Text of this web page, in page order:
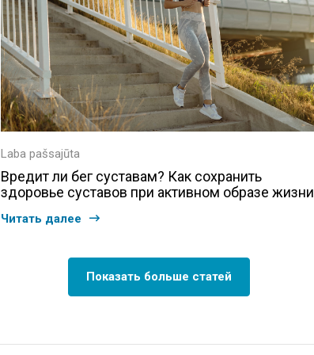
Laba pašsajūta
Вредит ли бег суставам? Как сохранить
здоровье суставов при активном образе жизни
Читать далее
Показать больше статей